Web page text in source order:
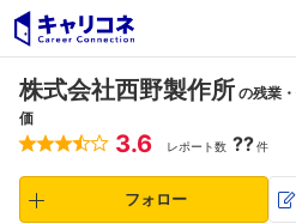
株式会社西野製作所 の残業
価
3.6 レポート数 ??件
フォロー